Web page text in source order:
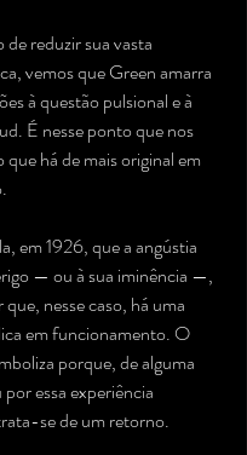
de reduzir sua vasta
vemos que Green amarra
à questão pulsional e à
É nesse ponto que nos
há de mais original em
em 1926, que a angústia
— ou à sua iminência —,
nesse caso, há uma
em funcionamento. O
porque, de alguma
essa experiência
se de um retorno.